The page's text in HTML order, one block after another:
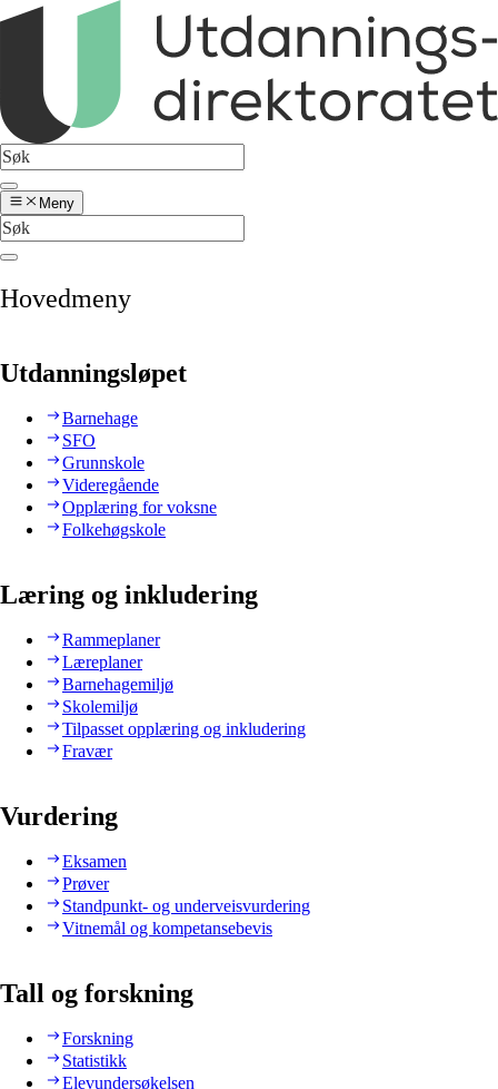
Meny
Hovedmeny
Utdanningsløpet
Barnehage
SFO
Grunnskole
Videregående
Opplæring for voksne
Folkehøgskole
Læring og inkludering
Rammeplaner
Læreplaner
Barnehagemiljø
Skolemiljø
Tilpasset opplæring og inkludering
Fravær
Vurdering
Eksamen
Prøver
Standpunkt- og underveisvurdering
Vitnemål og kompetansebevis
Tall og forskning
Forskning
Statistikk
Elevundersøkelsen